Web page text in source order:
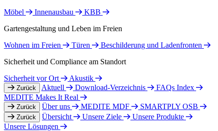
Möbel
Innenausbau
KBB
Gartengestaltung und Leben im Freien
Wohnen im Freien
Türen
Beschilderung und Ladenfronten
Sicherheit und Compliance am Standort
Sicherheit vor Ort
Akustik
Zurück Aktuell Download-Verzeichnis
FAQs Index
MEDITE Makes It Real
Zurück Über uns MEDITE MDF SMARTPLY OSB
Zurück Übersicht Unsere Ziele
Unsere Produkte
Unsere Lösungen